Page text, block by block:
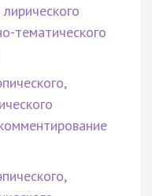
тематического